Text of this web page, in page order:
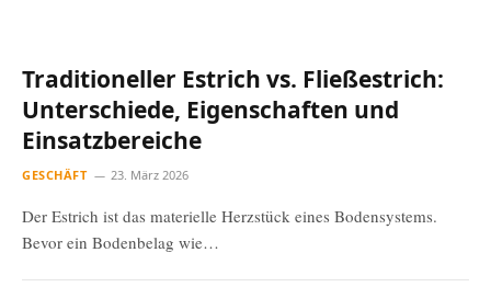
Traditioneller Estrich vs. Fließestrich:
Unterschiede, Eigenschaften und
Einsatzbereiche
GESCHÄFT 23. März 2026
Der Estrich ist das materielle Herzstück eines Bodensystems.
Bevor ein Bodenbelag wie…